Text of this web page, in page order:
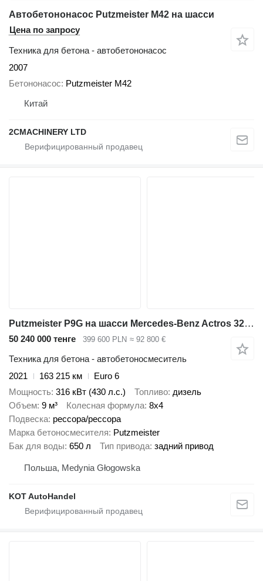
Автобетононасос Putzmeister M42 на шасси
Цена по запросу
Техника для бетона - автобетононасос
2007
Бетононасос Putzmeister M42
Китай
2CMACHINERY LTD
Putzmeister P9G на шасси Mercedes-Benz Actros 3243
50 240 000 тенге 399 600 PLN ≈ 92 800 €
Техника для бетона - автобетоносмеситель
2021
163 215 км
Euro 6
Мощность 316 кВт (430 л.с.) Топливо дизель
Объем 9 м³ Колесная формула 8x4
Подвеска рессора/рессора
Марка бетоносмесителя Putzmeister
Бак для воды 650 л Тип привода задний привод
Польша, Medynia Głogowska
KOT AutoHandel